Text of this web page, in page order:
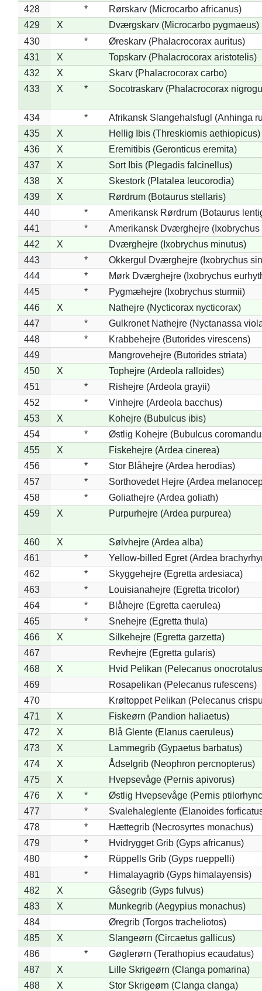
428 *
Rørskarv (Microcarbo africanus)
429
X
Dværgskarv (Microcarbo pygmaeus)
430
*
Øreskarv (Phalacrocorax auritus)
431
X
Topskarv (Phalacrocorax aristotelis)
432
X
Skarv (Phalacrocorax carbo)
433
X * Socotraskarv (Phalacrocorax
434 *
Afrikansk Slangehalsfugl (Anhinga
435
X
Hellig Ibis (Threskiornis aethiopicus)
436
X
Eremitibis (Geronticus eremita)
437
X
Sort Ibis (Plegadis falcinellus)
438
X
Skestork (Platalea leucorodia)
439
X
Rørdrum (Botaurus stellaris)
440
*
Amerikansk Rørdrum (Botaurus
441
*
Amerikansk Dværghejre (Ixobrychus
442
X
Dværghejre (Ixobrychus minutus)
443
*
Okkergul Dværghejre (Ixobrychus
444
*
Mørk Dværghejre (Ixobrychus
445
*
Pygmæhejre (Ixobrychus sturmii)
446
X
Nathejre (Nycticorax nycticorax)
447
*
Gulkronet Nathejre (Nyctanassa
448
*
Krabbehejre (Butorides virescens)
449
Mangrovehejre (Butorides striata)
450
X
Tophejre (Ardeola ralloides)
451
*
Rishejre (Ardeola grayii)
452
*
Vinhejre (Ardeola bacchus)
453
X
Kohejre (Bubulcus ibis)
454
*
Østlig Kohejre (Bubulcus
455
X
Fiskehejre (Ardea cinerea)
456
*
Stor Blåhejre (Ardea herodias)
457
*
Sorthovedet Hejre (Ardea
458
*
Goliathejre (Ardea goliath)
459
X Purpurhejre (Ardea purpurea)
460 X
Sølvhejre (Ardea alba)
461
*
Yellow-billed Egret (Ardea
462
*
Skyggehejre (Egretta ardesiaca)
463
*
Louisianahejre (Egretta tricolor)
464
*
Blåhejre (Egretta caerulea)
465
*
Snehejre (Egretta thula)
466
X
Silkehejre (Egretta garzetta)
467
Revhejre (Egretta gularis)
468
X
Hvid Pelikan (Pelecanus
469
Rosapelikan (Pelecanus rufescens)
470
Krøltoppet Pelikan (Pelecanus
471
X
Fiskeørn (Pandion haliaetus)
472
X
Blå Glente (Elanus caeruleus)
473
X
Lammegrib (Gypaetus barbatus)
474
X
Ådselgrib (Neophron percnopterus)
475
X
Hvepsevåge (Pernis apivorus)
476
X *
Østlig Hvepsevåge (Pernis
477
*
Svalehaleglente (Elanoides
478
*
Hættegrib (Necrosyrtes monachus)
479
*
Hvidrygget Grib (Gyps africanus)
480
*
Rüppells Grib (Gyps rueppelli)
481
*
Himalayagrib (Gyps himalayensis)
482
X
Gåsegrib (Gyps fulvus)
483
X
Munkegrib (Aegypius monachus)
484
Øregrib (Torgos tracheliotos)
485
X
Slangeørn (Circaetus gallicus)
486
*
Gøglerørn (Terathopius ecaudatus)
487
X
Lille Skrigeørn (Clanga pomarina)
488
X Stor Skrigeørn (Clanga clanga)